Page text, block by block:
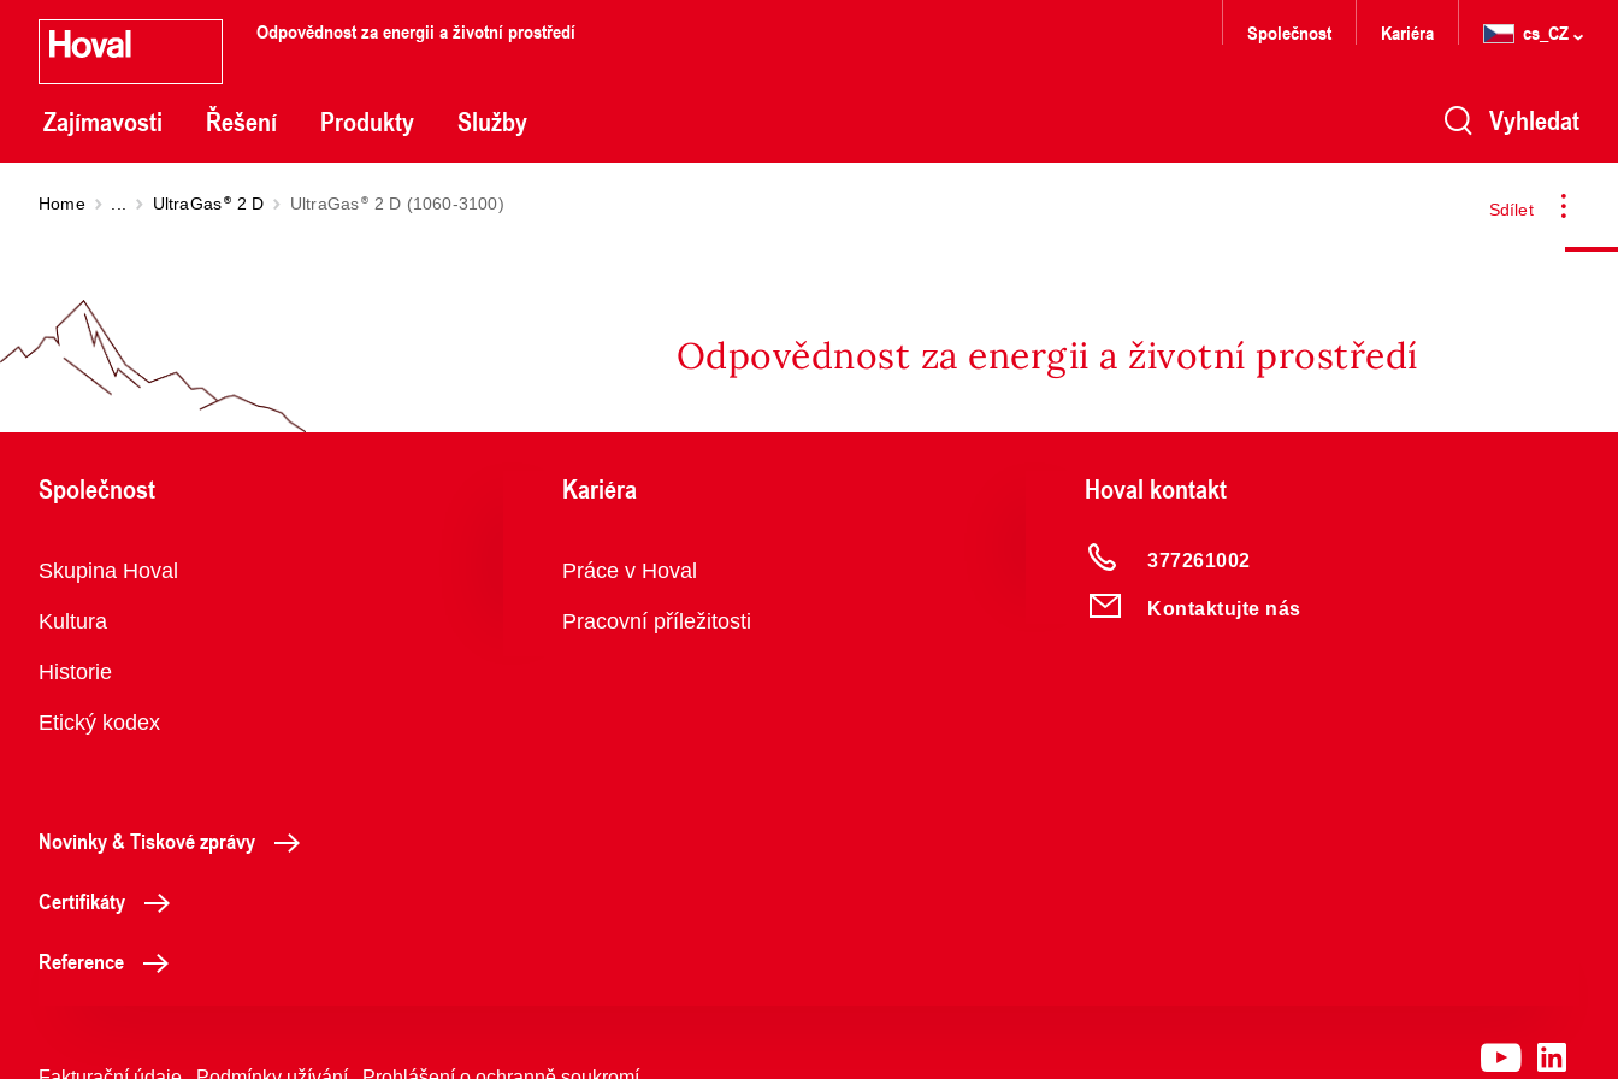
Odpovědnost za energii a životní prostředí
Zajímavosti Řešení Produkty Služby
Společnost Kariéra cs_CZ
Vyhledat
Sdílet
Home UltraGas 2 D UltraGas 2 D (1060-3100)
Odpovědnost za energii a životní prostředí
Společnost
Přehled
Skupina Hoval
Kultura
Historie
Etický kodex
Kariéra
Přehled
Práce v Hoval
Pracovní příležitosti
Hoval kontakt
377261002
Kontaktujte nás
Novinky & Tiskové zprávy
Certifikáty
Reference